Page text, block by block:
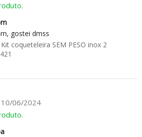
gostei dmss
coqueteleira SEM PESO inox 2
10/06/2024